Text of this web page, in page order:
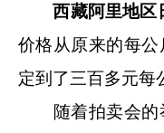
西藏阿里地区
价格从原来的每
定到了三百多元每
随着拍卖会的